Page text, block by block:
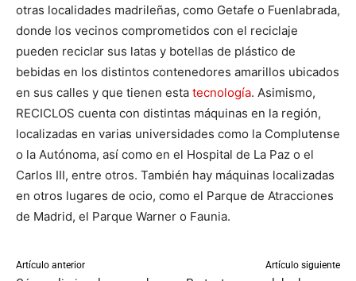
otras localidades madrileñas, como Getafe o Fuenlabrada,
donde los vecinos comprometidos con el reciclaje
pueden reciclar sus latas y botellas de plástico de
bebidas en los distintos contenedores amarillos ubicados
en sus calles y que tienen esta tecnología. Asimismo,
RECICLOS cuenta con distintas máquinas en la región,
localizadas en varias universidades como la Complutense
o la Autónoma, así como en el Hospital de La Paz o el
Carlos III, entre otros. También hay máquinas localizadas
en otros lugares de ocio, como el Parque de Atracciones
de Madrid, el Parque Warner o Faunia.
Artículo anterior Artículo siguiente